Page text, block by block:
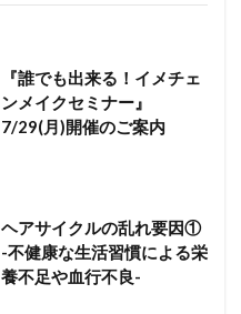
『誰でも出来る！イメチェ
ンメイクセミナー』
7/29(月)開催のご案内
ヘアサイクルの乱れ要因①
-不健康な生活習慣による栄
養不足や血行不良-